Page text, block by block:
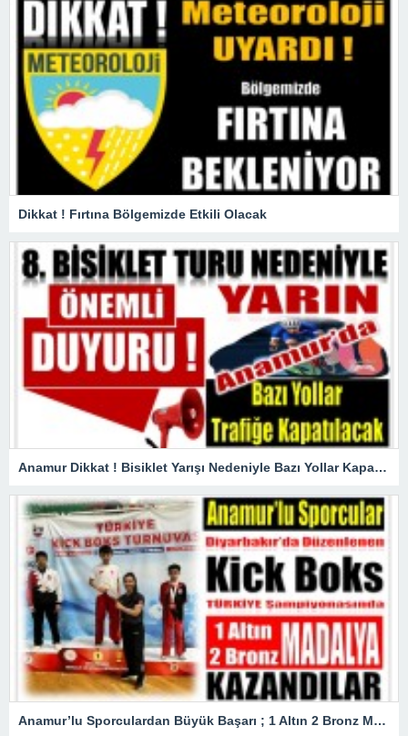
Dikkat ! Fırtına Bölgemizde Etkili Olacak
Anamur Dikkat ! Bisiklet Yarışı Nedeniyle Bazı Yollar Kapanacak
Anamur’lu Sporculardan Büyük Başarı ; 1 Altın 2 Bronz Madalya Kazandılar